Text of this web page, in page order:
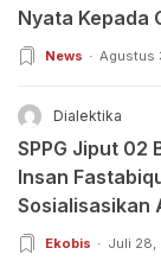
Nyata Kepada
RI ke-81
News Agustus
Dialektika
SPPG Jiput 02
Insan
Sosialisasikan
Organoleptik
Ekobis Juli 28,